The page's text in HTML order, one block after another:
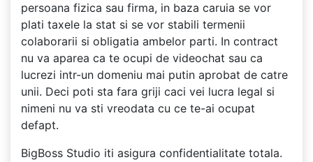
persoana fizica sau firma, in baza caruia se vor
plati taxele la stat si se vor stabili termenii
colaborarii si obligatia ambelor parti. In contract
nu va aparea ca te ocupi de videochat sau ca
lucrezi intr-un domeniu mai putin aprobat de catre
unii. Deci poti sta fara griji caci vei lucra legal si
nimeni nu va sti vreodata cu ce te-ai ocupat
defapt.
BigBoss Studio iti asigura confidentialitate totala.